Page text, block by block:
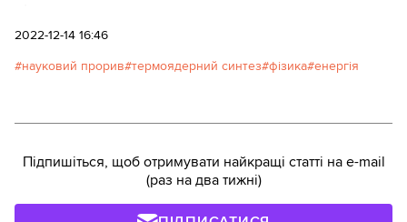
2022-12-14 16:46
науковий прорив термоядерний синтез фізика енергія
Підпишіться, щоб отримувати найкращі статті на e-mail
(раз на два тижні)